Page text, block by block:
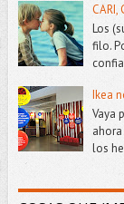
CARI,
Los
filo.
Ikea
Vaya
los